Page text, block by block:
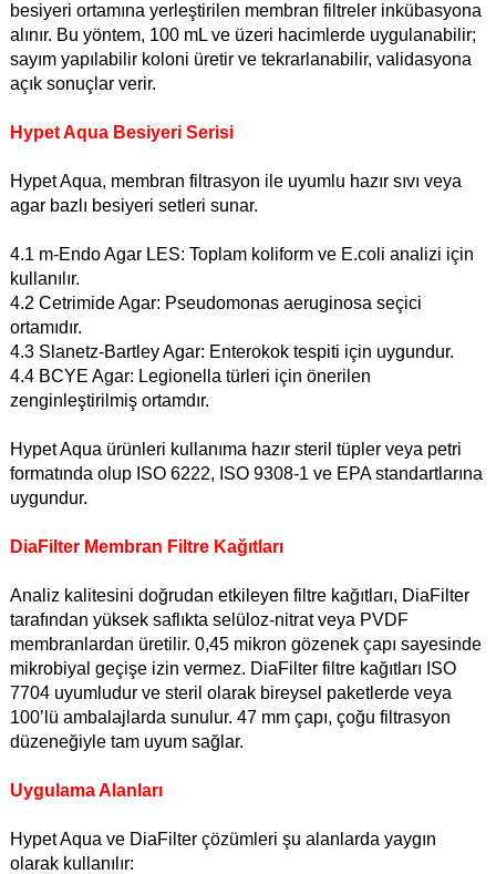
besiyeri ortamına yerleştirilen membran filtreler inkübasyona
alınır. Bu yöntem, 100 mL ve üzeri hacimlerde uygulanabilir;
sayım yapılabilir koloni üretir ve tekrarlanabilir, validasyona
açık sonuçlar verir.
Hypet Aqua Besiyeri Serisi
Hypet Aqua, membran filtrasyon ile uyumlu hazır sıvı veya
agar bazlı besiyeri setleri sunar.
4.1 m-Endo Agar LES: Toplam koliform ve E.coli analizi için
kullanılır.
4.2 Cetrimide Agar: Pseudomonas aeruginosa seçici
ortamıdır.
4.3 Slanetz-Bartley Agar: Enterokok tespiti için uygundur.
4.4 BCYE Agar: Legionella türleri için önerilen
zenginleştirilmiş ortamdır.
Hypet Aqua ürünleri kullanıma hazır steril tüpler veya petri
formatında olup ISO 6222, ISO 9308-1 ve EPA standartlarına
uygundur.
DiaFilter Membran Filtre Kağıtları
Analiz kalitesini doğrudan etkileyen filtre kağıtları, DiaFilter
tarafından yüksek saflıkta selüloz-nitrat veya PVDF
membranlardan üretilir. 0,45 mikron gözenek çapı sayesinde
mikrobiyal geçişe izin vermez. DiaFilter filtre kağıtları ISO
7704 uyumludur ve steril olarak bireysel paketlerde veya
100’lü ambalajlarda sunulur. 47 mm çapı, çoğu filtrasyon
düzeneğiyle tam uyum sağlar.
Uygulama Alanları
Hypet Aqua ve DiaFilter çözümleri şu alanlarda yaygın
olarak kullanılır: